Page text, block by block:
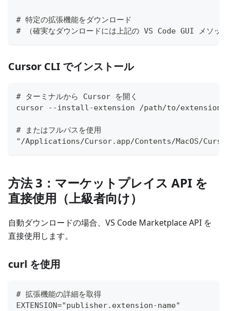
# 特定の拡張機能をダウンロード
# （確実なダウンロードには上記の VS Code GUI メソッ
Cursor CLI でインストール
# ターミナルから Cursor を開く
cursor --install-extension /path/to/
# またはフルパスを使用
"/Applications/Cursor.app/Contents/MacOS/
方法 3：マーケットプレイス API を
直接使用（上級者向け）
自動ダウンロードの場合、VS Code Marketplace API を
直接使用します。
curl を使用
# 拡張機能の詳細を取得
EXTENSION="publisher.extension-name"